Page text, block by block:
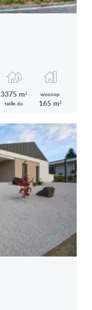
3375 m²
taille du
woonop
165 m²